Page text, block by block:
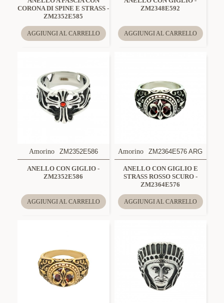
CORONA DI SPINE E STRASS -
ZM2352E585
AGGIUNGI AL CARRELLO
ZM2348E592
AGGIUNGI AL CARRELLO
Amorino ZM2352E586
ANELLO CON GIGLIO -
ZM2352E586
AGGIUNGI AL CARRELLO
Amorino ZM2364E576 ARG
ANELLO CON GIGLIO E
STRASS ROSSO SCURO -
ZM2364E576
AGGIUNGI AL CARRELLO